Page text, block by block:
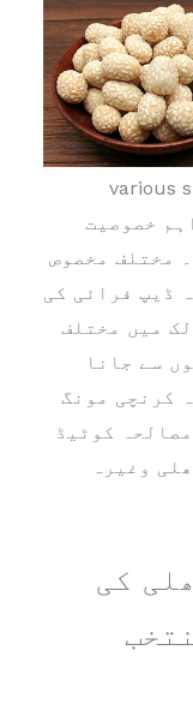
various
خصوصیت
مختلف مخصوص
ڈیپ فرائی کی
میں مختلف
سے جانا
کرنچی مونگ
کوٹیڈ
وغیرہ
کی